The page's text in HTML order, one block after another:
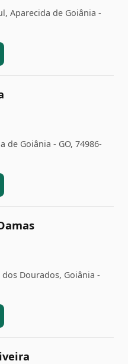
Aparecida de Goiânia -
de Goiânia - GO, 74986-
dos Dourados, Goiânia -